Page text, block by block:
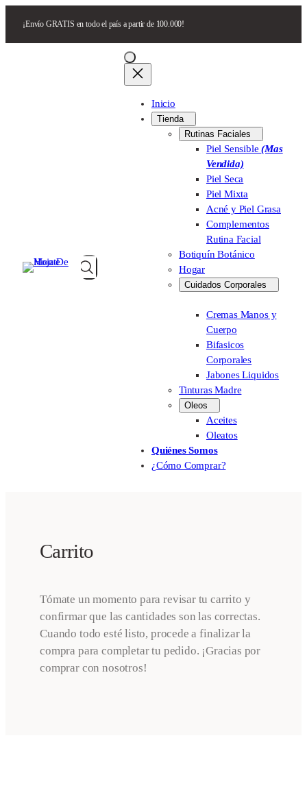
¡Envío GRATIS en todo el país a partir de 100.000!
Search
Inicio
Tienda
Rutinas Faciales
Piel Sensible(Mas
Vendida)
Piel Seca
Piel Mixta
Acné y Piel Grasa
Complementos
Rutina Facial
Botiquín Botánico
Hogar
Cuidados Corporales
Cremas Manos y
Cuerpo
Bifasicos
Corporales
Jabones Liquidos
Tinturas Madre
Oleos
Aceites
Oleatos
Quiénes Somos
¿Cómo Comprar?
Carrito
Tómate un momento para revisar tu carrito y
confirmar que las cantidades son las correctas.
Cuando todo esté listo, procede a finalizar la
compra para completar tu pedido. ¡Gracias por
comprar con nosotros!
Search